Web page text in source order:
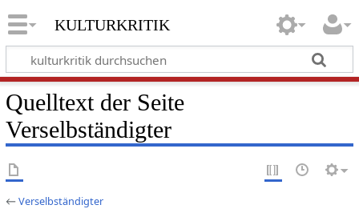
kulturkritik
Quelltext der Seite
Verselbständigter
←Verselbständigter